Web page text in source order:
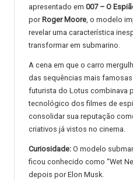
apresentado em 007 – O
por Roger Moore, o modelo
revelar uma característica
transformar em submarino.
A cena em que o carro
das sequências mais
futurista do Lotus combinava
tecnológico dos filmes de
consolidar sua reputação
criativos já vistos no cinema.
Curiosidade: O modelo
ficou conhecido como “Wet
depois por Elon Musk.